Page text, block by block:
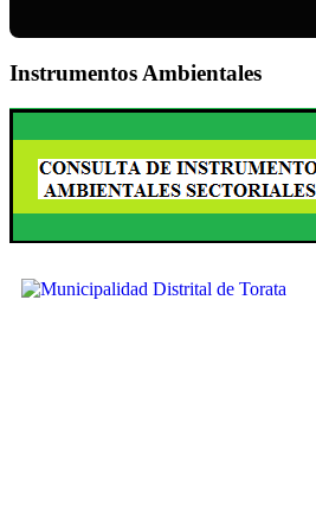
Instrumentos Ambientales